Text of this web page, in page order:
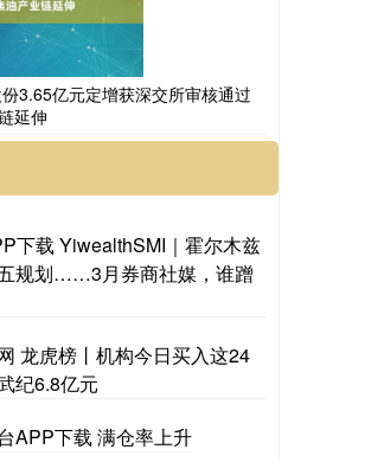
3.65亿元定增获深交所审核通过
延伸
下载 YiwealthSMI｜霍尔木兹
规划……3月券商社媒，谁蹭
龙虎榜丨机构今日买入这24
纪6.8亿元
APP下载 满仓率上升